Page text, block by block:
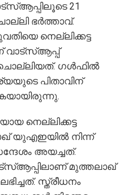
21
ഭര്‍ത്താവ്.
നെല്ലിക്കട്ട
വാട്സ്ആപ്പ്
ഗള്‍ഫില്‍
പിതാവിന്
നെല്ലിക്കട്ട
യുഎഇയില്‍ നിന്ന്
അയച്ചത്.
മുത്തലാഖ്
സ്ത്രീധനം